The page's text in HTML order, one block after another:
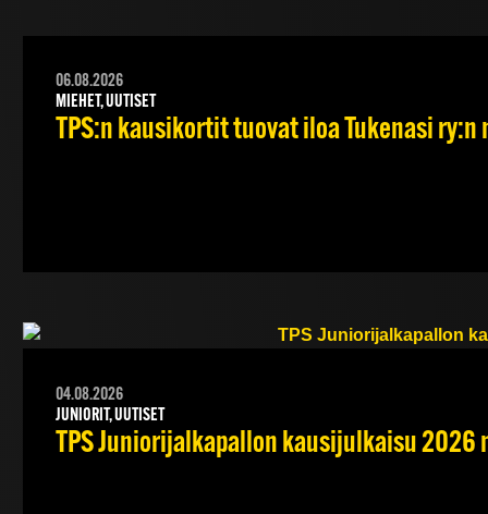
06.08.2026
MIEHET, UUTISET
TPS:n kausikortit tuovat iloa Tukenasi
04.08.2026
JUNIORIT, UUTISET
TPS Juniorijalkapallon kausijulkaisu 2026